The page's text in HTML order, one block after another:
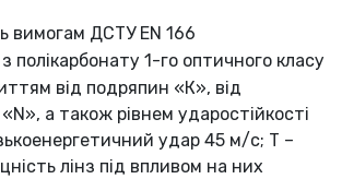
вимогам ДСТУ EN 166
полікарбонату 1-го оптичного класу
від подряпин «К», від
а також рівнем ударостійкості
удар 45 м/с; T –
лінз під впливом на них